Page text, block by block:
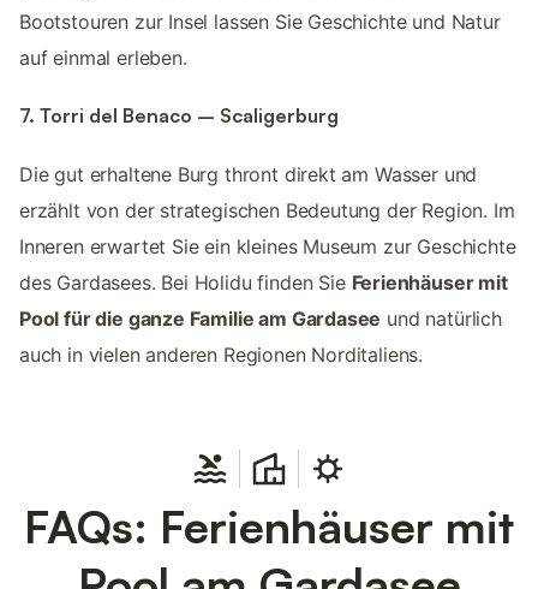
Bootstouren zur Insel lassen Sie Geschichte und Natur
auf einmal erleben.
7. Torri del Benaco – Scaligerburg
Die gut erhaltene Burg thront direkt am Wasser und
erzählt von der strategischen Bedeutung der Region. Im
Inneren erwartet Sie ein kleines Museum zur Geschichte
des Gardasees. Bei Holidu finden Sie Ferienhäuser mit
Pool für die ganze Familie am Gardasee und natürlich
auch in vielen anderen Regionen Norditaliens.
FAQs: Ferienhäuser mit